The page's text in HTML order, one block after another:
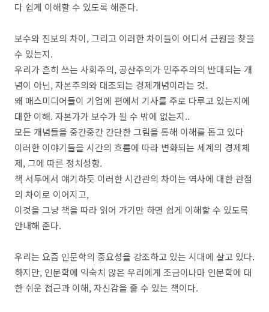
다 쉽게 이해할 수 있도록 해준다.
보수와 진보의 차이, 그리고 이러한 차이들이 어디서 근원을 찾을
수 있는지.
우리가 흔히 쓰는 사회주의, 공산주의가 민주주의의 반대되는 개
념이 아닌, 자본주의와 대조되는 경제개념이라는 것.
왜 매스미디어들이 기업에 편에서 기사를 주로 다루고 있는지에
대한 이해. 자본가가 보수가 될 수 밖에 없는지..
모든 개념들을 중간중간 간단한 그림을 통해 이해를 돕고 있다
이러한 이야기들을 시간의 흐름에 따라 변화되는 세계의 경제체
제, 그에 따른 정치성향.
책 서두에서 얘기하듯 이러한 시간관의 차이는 역사에 대한 관점
의 차이로 이어지고,
이것을 그냥 책을 따라 읽어 가기만 하면 쉽게 이해할 수 있도록
안내해 준다.
우리는 요즘 인문학의 중요성을 강조하고 있는 시대에 살고 있다.
하지만, 인문학에 익숙치 않은 우리에게 조금이나마 인문학에 대
한 쉬운 접근과 이해, 자신감을 줄 수 있는 책이다.